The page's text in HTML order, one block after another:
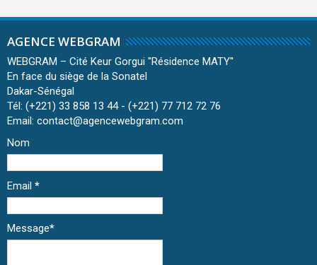
AGENCE WEBGRAM
WEBGRAM – Cité Keur Gorgui ''Résidence MATY''
En face du siège de la Sonatel
Dakar-Sénégal
Tél: (+221) 33 858 13 44 - (+221) 77 712 72 76
Email: contact@agencewebgram.com
Nom
Email *
Message*